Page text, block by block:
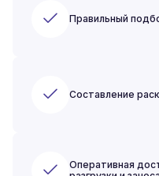
Правильный
Составление
Оперативная